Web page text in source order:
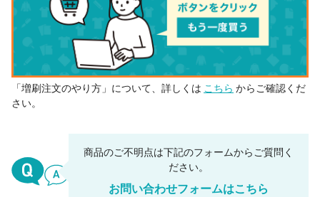
「増刷注文のやり方」について、詳しくは こちら からご確認くだ
さい。
商品のご不明点は下記のフォームからご質問く
ださい。
お問い合わせフォームはこちら